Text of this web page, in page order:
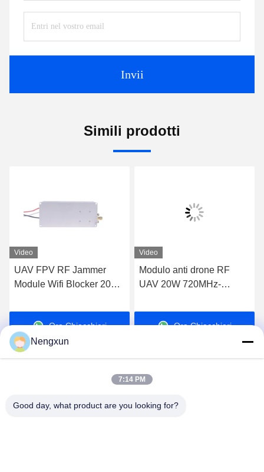
Invii
Simili prodotti
Video
UAV FPV RF Jammer
Module Wifi Blocker 20W
Ora Chiacchieri
Video
Modulo anti drone RF
UAV 20W 720MHz-
Drone Wifi Bluetooth
JammerOra Chiacchieri
Nengxun Communication Technology Co.,Ltd.
Nengxun
7:14 PM
Good day, what product are you looking for?